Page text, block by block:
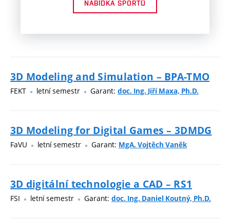
NABÍDKA SPORTŮ
3D Modeling and Simulation – BPA-TMO
FEKT letní semestr Garant: doc. Ing. Jiří Maxa, Ph.D.
3D Modeling for Digital Games – 3DMDG
FaVU letní semestr Garant: MgA. Vojtěch Vaněk
3D digitální technologie a CAD – RS1
FSI letní semestr Garant: doc. Ing. Daniel Koutný, Ph.D.